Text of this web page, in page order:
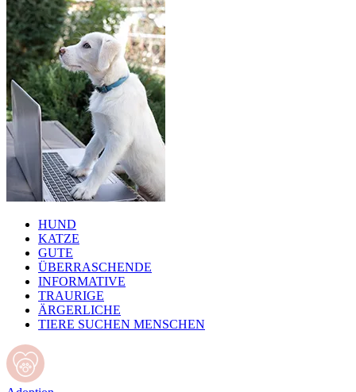
HUND
KATZE
GUTE
ÜBERRASCHENDE
INFORMATIVE
TRAURIGE
ÄRGERLICHE
TIERE SUCHEN MENSCHEN